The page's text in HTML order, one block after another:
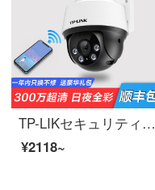
TP-LIKセキュリティハイビジョン無線監視カメラ室外ボールマシン家庭用携帯電話wifi長距離防水防塵赤外線夜間テレビ停電継続電源版300万知能フルカラー【標準MINIモデル】メモリなし
¥2118~